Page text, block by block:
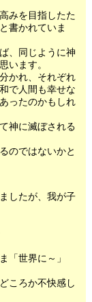
みを目指したた
書かれていま
、同じように神
います。
かれ、それぞれ
で人間も幸せな
ったのかもしれ
神に滅ぼされる
のではないかと
したが、我が子
「世界に～」
ころか不快感し